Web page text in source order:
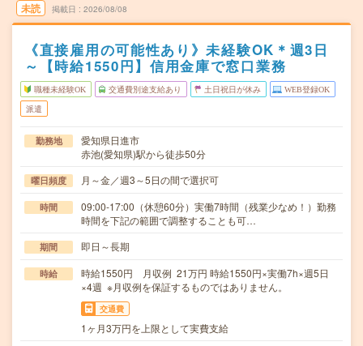
未読 掲載日 2026/08/08
《直接雇用の可能性あり》未経験OK＊週3日
～【時給1550円】信用金庫で窓口業務
職種未経験OK 交通費別途支給あり 土日祝日が休み WEB登録OK
派遣
勤務地
愛知県日進市
赤池(愛知県)駅から徒歩50分
曜日頻度 月～金／週3～5日の間で選択可
時間
09:00-17:00（休憩60分）実働7時間（残業少なめ！）勤務
時間を下記の範囲で調整することも可…
期間 即日～長期
時給
時給1550円 月収例 21万円 時給1550円×実働7h×週5日
×4週 ※月収例を保証するものではありません。
交通費
1ヶ月3万円を上限として実費支給